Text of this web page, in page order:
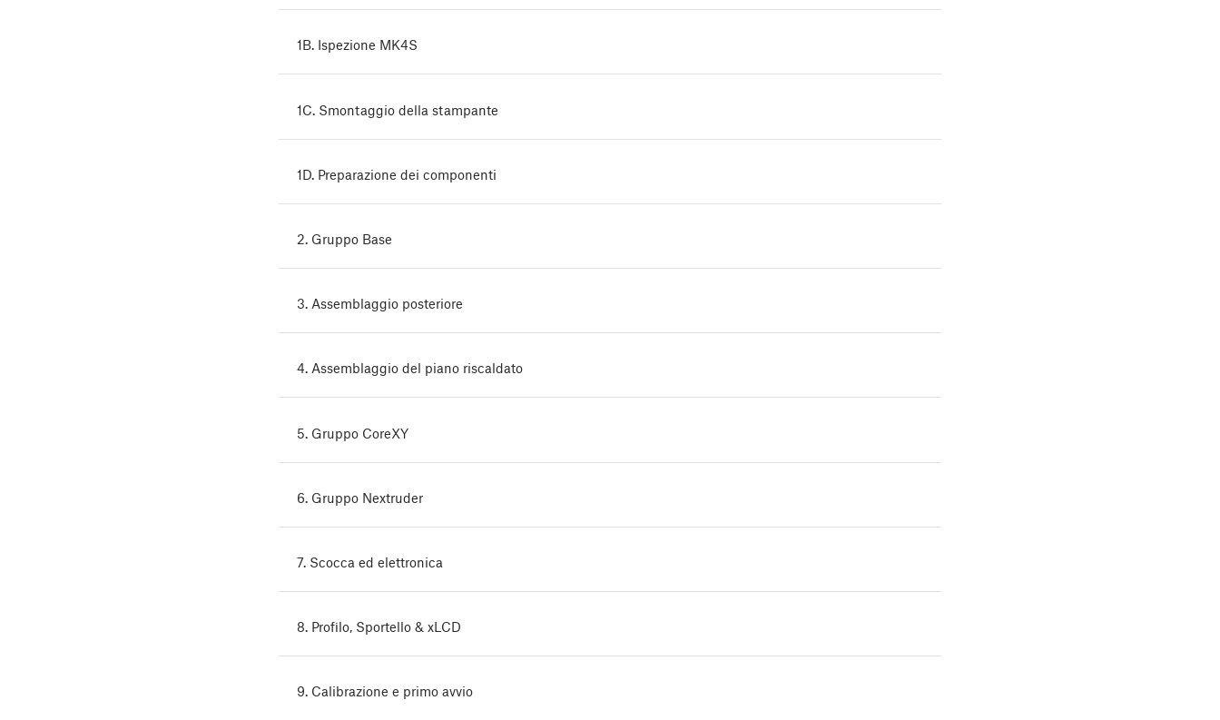
1B. Ispezione MK4S
1C. Smontaggio della stampante
1D. Preparazione dei componenti
2. Gruppo Base
3. Assemblaggio posteriore
4. Assemblaggio del piano riscaldato
5. Gruppo CoreXY
6. Gruppo Nextruder
7. Scocca ed elettronica
8. Profilo, Sportello & xLCD
9. Calibrazione e primo avvio